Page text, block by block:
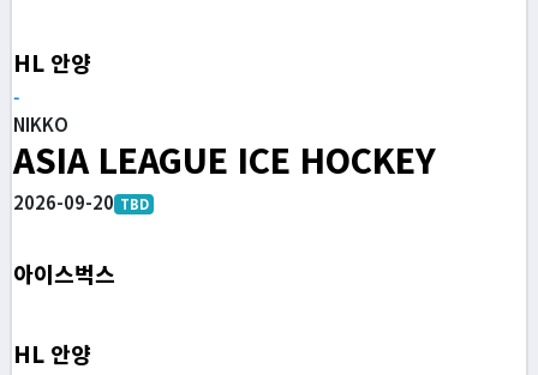
HL 안양
-
NIKKO
ASIA LEAGUE ICE HOCKEY
2026-09-20 TBD
아이스벅스
HL 안양